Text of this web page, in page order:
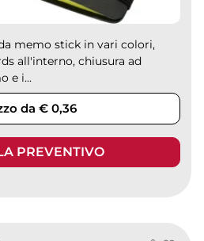
memo stick in vari colori,
all'interno, chiusura ad
e i...
da € 0,36
PREVENTIVO